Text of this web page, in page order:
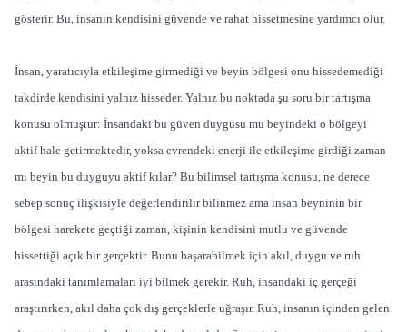
gösterir. Bu, insanın kendisini güvende ve rahat hissetmesine yardımcı olur.
İnsan, yaratıcıyla etkileşime girmediği ve beyin bölgesi onu hissedemediği
takdirde kendisini yalnız hisseder. Yalnız bu noktada şu soru bir tartışma
konusu olmuştur: İnsandaki bu güven duygusu mu beyindeki o bölgeyi
aktif hale getirmektedir, yoksa evrendeki enerji ile etkileşime girdiği zaman
mı beyin bu duyguyu aktif kılar? Bu bilimsel tartışma konusu, ne derece
sebep sonuç ilişkisiyle değerlendirilir bilinmez ama insan beyninin bir
bölgesi harekete geçtiği zaman, kişinin kendisini mutlu ve güvende
hissettiği açık bir gerçektir. Bunu başarabilmek için akıl, duygu ve ruh
arasındaki tanımlamaları iyi bilmek gerekir. Ruh, insandaki iç gerçeği
araştırırken, akıl daha çok dış gerçeklerle uğraşır. Ruh, insanın içinden gelen